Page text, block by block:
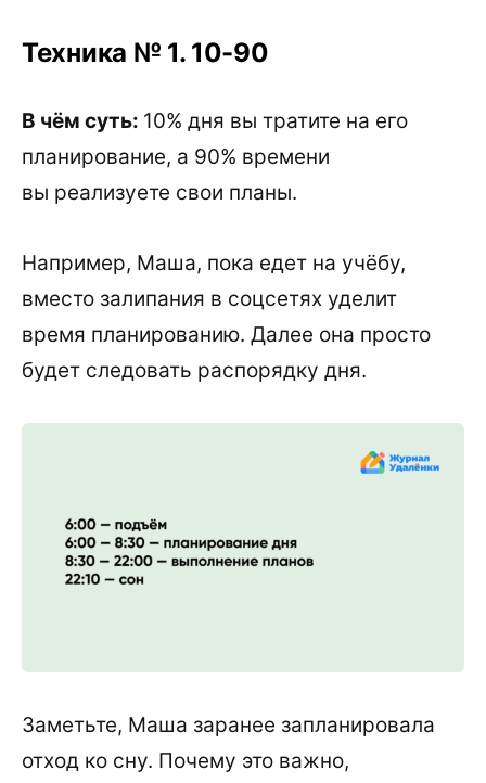
Техника № 1. 10-90
В чём суть: 10% дня вы тратите на его
планирование, а 90% времени
вы реализуете свои планы.
Например, Маша, пока едет на учёбу,
вместо залипания в соцсетях уделит
время планированию. Далее она просто
будет следовать распорядку дня.
Заметьте, Маша заранее запланировала
отход ко сну. Почему это важно,